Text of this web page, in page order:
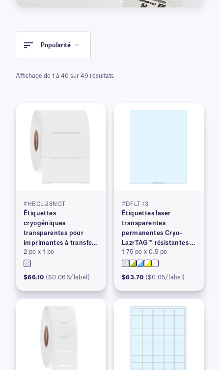
Popularité
Affichage de 1 à 40 sur 49 résultats
#HBCL-28NOT
Étiquettes
cryogéniques
transparentes pour
imprimantes à transfert
thermique
2 po x 1 po
$66.10 ($0.066/label)
#DFLT-13
Étiquettes laser
transparentes
permanentes Cryo–
LazrTAG™ résistantes à
la cryogénie et à
l'autoclave
1,75 po x 0,5 po
$63.70 ($0.05/label)